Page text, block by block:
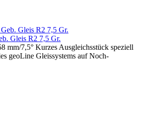
Gleis R2 7,5 Gr.
mm/7,5° Kurzes Ausgleichsstück speziell
geoLine Gleissystems auf Noch-